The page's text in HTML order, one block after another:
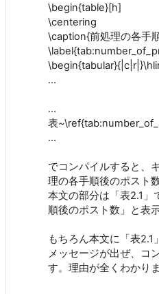
\begin{table}[h]
\centering
\caption{前処理の各手
...
...
表
...
でコンパイルすると、
理の各手順後のポスト
本文の部分は「表2.1」
順後のポスト数」と表
もちろん本文に「表
メッセージが出ぜ、コ
す。理由が全くわかりま